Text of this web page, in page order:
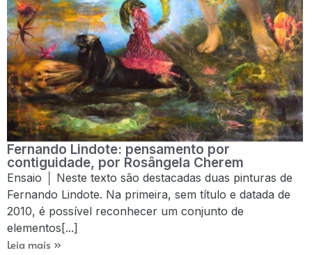
Fernando Lindote: pensamento por
contiguidade, por Rosângela Cherem
Ensaio │ Neste texto são destacadas duas pinturas de
Fernando Lindote. Na primeira, sem título e datada de
2010, é possível reconhecer um conjunto de
elementos[...]
Leia mais »